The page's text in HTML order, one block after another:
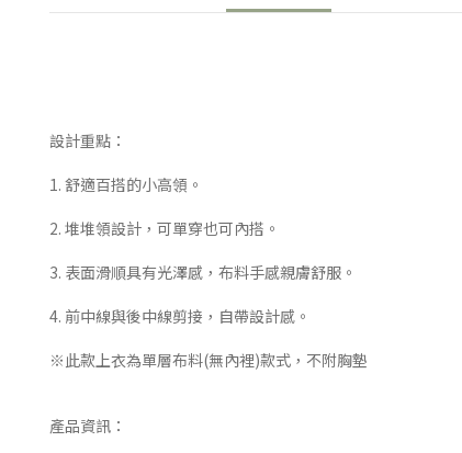
設計重點：
1. 舒適百搭的小高領。
2. 堆堆領設計，可單穿也可內搭。
3. 表面滑順具有光澤感，布料手感親膚舒服。
4. 前中線與後中線剪接，自帶設計感。
※此款上衣為單層布料(無內裡)款式，不附胸墊
產品資訊：